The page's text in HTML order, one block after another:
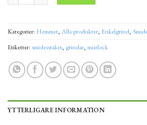
Kategorier: Hemmet, Alla produkter, Enkelgrind,
Etiketter:smidesstaket, grindar, murlock
YTTERLIGARE INFORMATION